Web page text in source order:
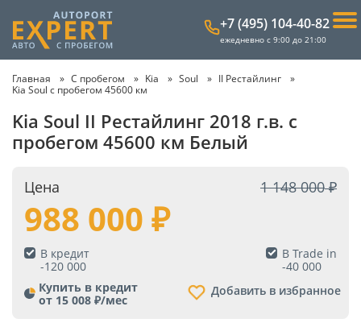
+7 (495) 104-40-82
ежедневно с 9:00 до 21:00
Главная С пробегом Kia Soul
II Рестайлинг
Kia Soul с пробегом 45600 км
Kia Soul II Рестайлинг 2018 г.в. с
пробегом 45600 км Белый
Цена 1 148 000
988 000
В кредит
-120 000
В Trade in
-40 000
Купить в кредит
от 15 008 ₽/мес
Добавить в избранное